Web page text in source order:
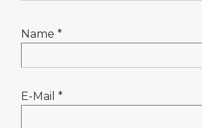
Name *
E-Mail *